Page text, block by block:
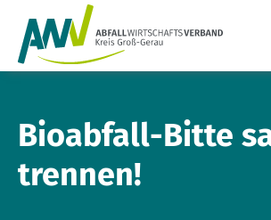
Bioabfall-Bitte
trennen!